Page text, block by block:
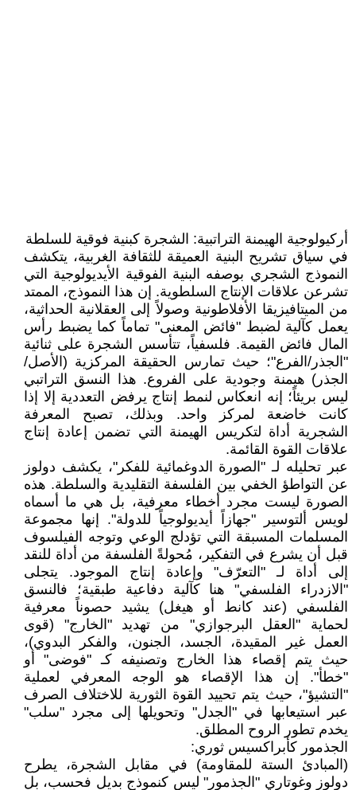
أركيولوجية الهيمنة التراتبية: الشجرة كبنية فوقية للسلطة
في سياق تشريح البنية العميقة للثقافة الغربية، يتكشف
النموذج الشجري بوصفه البنية الفوقية الأيديولوجية التي
تشرعن علاقات الإنتاج السلطوية. إن هذا النموذج، الممتد
من الميتافيزيقا الأفلاطونية وصولاً إلى العقلانية الحداثية،
يعمل كآلية لضبط "فائض المعنى" تماماً كما يضبط رأس
المال فائض القيمة. فلسفياً، تتأسس الشجرة على ثنائية
"الجذر/الفرع"؛ حيث تمارس الحقيقة المركزية (الأصل/
الجذر) هيمنة وجودية على الفروع. هذا النسق التراتبي
ليس بريئاً؛ إنه انعكاس لنمط إنتاج يرفض التعددية إلا إذا
كانت خاضعة لمركز واحد. وبذلك، تصبح المعرفة
الشجرية أداة لتكريس الهيمنة التي تضمن إعادة إنتاج
علاقات القوة القائمة.
عبر تحليله لـ "الصورة الدوغمائية للفكر"، يكشف دولوز
عن التواطؤ الخفي بين الفلسفة التقليدية والسلطة. هذه
الصورة ليست مجرد أخطاء معرفية، بل هي ما أسماه
لويس ألتوسير "جهازاً أيديولوجياً للدولة". إنها مجموعة
المسلمات المسبقة التي تؤدلج الوعي وتوجه الفيلسوف
قبل أن يشرع في التفكير، مُحولةً الفلسفة من أداة للنقد
إلى أداة لـ "التعرّف" وإعادة إنتاج الموجود. يتجلى
"الازدراء الفلسفي" هنا كآلية دفاعية طبقية؛ فالنسق
الفلسفي (عند كانط أو هيغل) يشيد حصوناً معرفية
لحماية "العقل البرجوازي" من تهديد "الخارج" (قوى
العمل غير المقيدة، الجسد، الجنون، والفكر البدوي)،
حيث يتم إقصاء هذا الخارج وتصنيفه كـ "فوضى" أو
"خطأ". إن هذا الإقصاء هو الوجه المعرفي لعملية
"التشيؤ"، حيث يتم تحييد القوة الثورية للاختلاف الصرف
عبر استيعابها في "الجدل" وتحويلها إلى مجرد "سلب"
يخدم تطور الروح المطلق.
الجذمور كأبراكسيس ثوري:
(المبادئ الستة للمقاومة) في مقابل الشجرة، يطرح
دولوز وغوتاري "الجذمور" ليس كنموذج بديل فحسب، بل